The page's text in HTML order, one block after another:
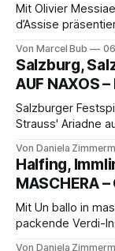
Mit Olivier
d’Assise
eine
die komplexe
Franziskus.
Von Marcel Bub
Salzburg,
AUF NAXOS
Salzburger
Strauss' Ariadne
Aufführung mit
Philharmonikern,
hinter den
Von Daniela
Halfing,
MASCHERA
Mit Un ballo in
packende Verdi-
Von Daniela